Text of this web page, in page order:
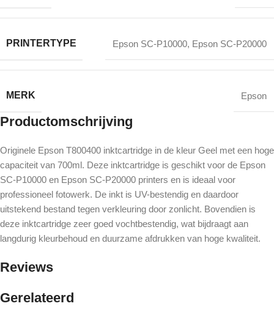
PRINTERTYPE Epson SC-P10000, Epson SC-P20000
MERK Epson
Productomschrijving
Originele Epson T800400 inktcartridge in de kleur Geel met een hoge
capaciteit van 700ml. Deze inktcartridge is geschikt voor de Epson
SC-P10000 en Epson SC-P20000 printers en is ideaal voor
professioneel fotowerk. De inkt is UV-bestendig en daardoor
uitstekend bestand tegen verkleuring door zonlicht. Bovendien is
deze inktcartridge zeer goed vochtbestendig, wat bijdraagt aan
langdurig kleurbehoud en duurzame afdrukken van hoge kwaliteit.
Reviews
Gerelateerd